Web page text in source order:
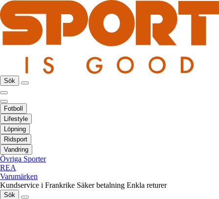
Sök
Fotboll
Lifestyle
Löpning
Ridsport
Vandring
Övriga Sporter
REA
Varumärken
Kundservice i Frankrike Säker betalning Enkla returer
Sök